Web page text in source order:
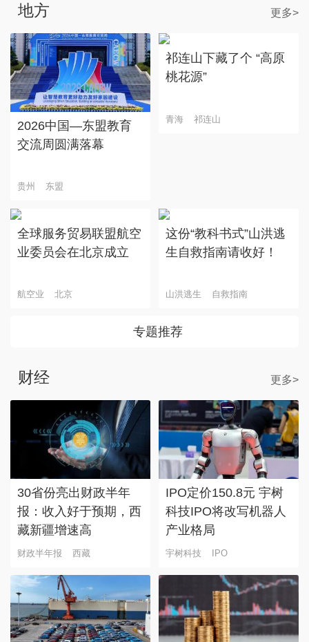
地方 更多>
2026中国—东盟教育
交流周圆满落幕
贵州 东盟
祁连山下藏了个 “高原
桃花源”
青海 祁连山
全球服务贸易联盟航空
业委员会在北京成立
航空业 北京
这份“教科书式”山洪逃
生自救指南请收好！
山洪逃生 自救指南
专题推荐
财经 更多>
30省份亮出财政半年
报：收入好于预期，西
藏新疆增速高
财政半年报 西藏
IPO定价150.8元 宇树
科技IPO将改写机器人
产业格局
宇树科技 IPO